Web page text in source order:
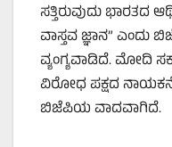
ಸತ್ತಿರುವುದು ಭಾರತದ
ವಾಸ್ತವ ಜ್ಞಾನ”
ವ್ಯಂಗ್ಯವಾಡಿದೆ. ಮೋದಿ
ವಿರೋಧ ಪಕ್ಷದ
ಬಿಜೆಪಿಯ ವಾದವಾಗಿದೆ.